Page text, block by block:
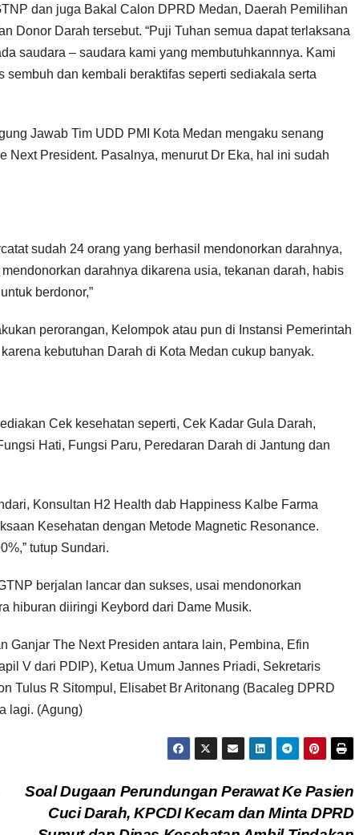
dan juga Bakal Calon DPRD Medan, Daerah Pemilihan
Donor Darah tersebut. “Puji Tuhan semua dapat terlaksana
saudara – saudara kami yang membutuhkannnya. Kami
dan kembali beraktifas seperti sediakala serta
Jawab Tim UDD PMI Kota Medan mengaku senang
President. Pasalnya, menurut Dr Eka, hal ini sudah
sudah 24 orang yang berhasil mendonorkan darahnya,
darahnya dikarena usia, tekanan darah, habis
berdonor,”
perorangan, Kelompok atau pun di Instansi Pemerintah
kebutuhan Darah di Kota Medan cukup banyak.
Cek kesehatan seperti, Cek Kadar Gula Darah,
Hati, Fungsi Paru, Peredaran Darah di Jantung dan
Konsultan H2 Health dab Happiness Kalbe Farma
Kesehatan dengan Metode Magnetic Resonance.
tutup Sundari.
berjalan lancar dan sukses, usai mendonorkan
hiburan diiringi Keybord dari Dame Musik.
Ganjar The Next Presiden antara lain, Pembina, Efin
V dari PDIP), Ketua Umum Jannes Priadi, Sekretaris
Tulus R Sitompul, Elisabet Br Aritonang (Bacaleg DPRD
lagi. (Agung)
Soal Dugaan Perundungan Perawat Ke Pasien
Cuci Darah, KPCDI Kecam dan Minta DPRD